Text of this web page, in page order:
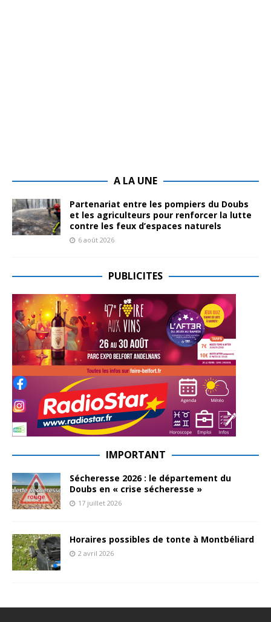
A LA UNE
Partenariat entre les pompiers du Doubs
et les agriculteurs pour renforcer la lutte
contre les feux d’espaces naturels
6 août 2026
PUBLICITES
IMPORTANT
Sécheresse 2026 : le département du
Doubs en « crise sécheresse »
17 juillet 2026
Horaires possibles de tonte à Montbéliard
2 avril 2026